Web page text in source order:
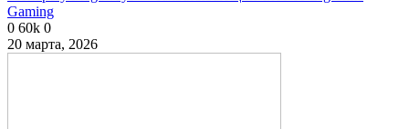
Gaming
0 60k 0
20 марта, 2026